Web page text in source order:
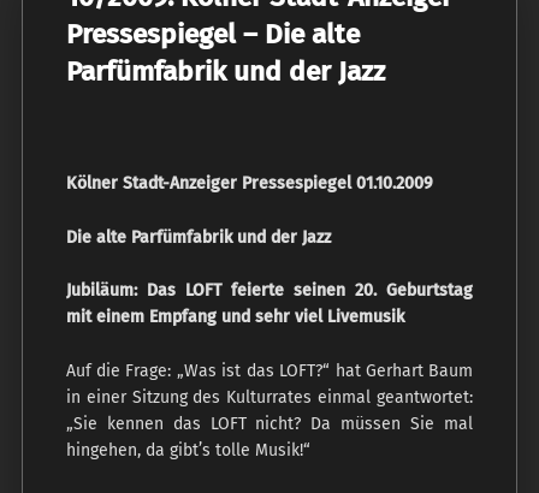
Pressespiegel – Die alte
Parfümfabrik und der Jazz
Kölner Stadt-Anzeiger Pressespiegel 01.10.2009
Die alte Parfümfabrik und der Jazz
Jubiläum: Das LOFT feierte seinen 20. Geburtstag
mit einem Empfang und sehr viel Livemusik
Auf die Frage: „Was ist das LOFT?“ hat Gerhart Baum
in einer Sitzung des Kulturrates einmal geantwortet:
„Sie kennen das LOFT nicht? Da müssen Sie mal
hingehen, da gibt’s tolle Musik!“